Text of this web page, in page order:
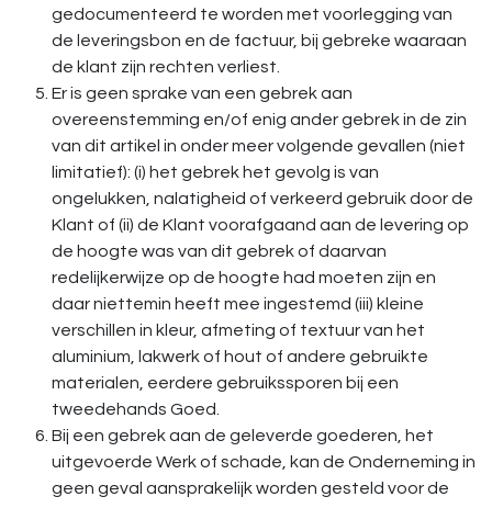
gedocumenteerd te worden met voorlegging van
de leveringsbon en de factuur, bij gebreke waaraan
de klant zijn rechten verliest.
Er is geen sprake van een gebrek aan
overeenstemming en/of enig ander gebrek in de zin
van dit artikel in onder meer volgende gevallen (niet
limitatief): (i) het gebrek het gevolg is van
ongelukken, nalatigheid of verkeerd gebruik door de
Klant of (ii) de Klant voorafgaand aan de levering op
de hoogte was van dit gebrek of daarvan
redelijkerwijze op de hoogte had moeten zijn en
daar niettemin heeft mee ingestemd (iii) kleine
verschillen in kleur, afmeting of textuur van het
aluminium, lakwerk of hout of andere gebruikte
materialen, eerdere gebruikssporen bij een
tweedehands Goed.
Bij een gebrek aan de geleverde goederen, het
uitgevoerde Werk of schade, kan de Onderneming in
geen geval aansprakelijk worden gesteld voor de